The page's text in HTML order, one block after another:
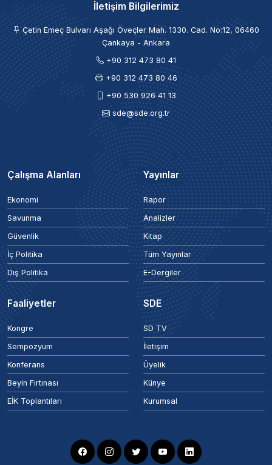
İletişim Bilgilerimiz
Çetin Emeç Bulvarı Aşağı Öveçler Mah. 1330. Cad. No:12, 06460
Çankaya - Ankara
+90 312 473 80 41
+90 312 473 80 46
+90 530 926 41 13
sde@sde.org.tr
Çalışma Alanları
Ekonomi
Savunma
Güvenlik
İç Politika
Dış Politika
Yayınlar
Rapor
Analizler
Kitap
Tüm Yayınlar
E-Dergiler
Faaliyetler
Kongre
Sempozyum
Konferans
Beyin Fırtınası
EİK Toplantıları
SDE
SD TV
İletişim
Üyelik
Künye
Kurumsal